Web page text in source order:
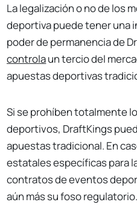
La legalización o no de los
deportiva puede tener una
poder de permanencia de
controlaun tercio del
apuestas deportivas
Si se prohíben totalmente
deportivos, DraftKings
apuestas tradicional. En
estatales específicas para
contratos de eventos
aún más su foso